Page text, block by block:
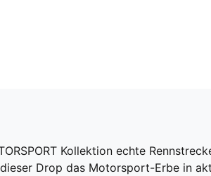
Kollektion echte
Drop das Motorsport-Erbe in